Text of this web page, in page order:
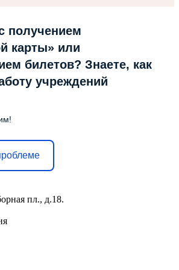
получением
карты» или
билетов? Знаете, как
учреждений
пл., д.18.